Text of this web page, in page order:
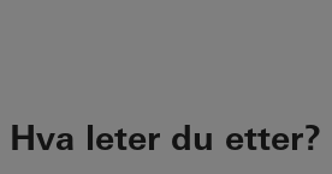
Hva leter du etter?